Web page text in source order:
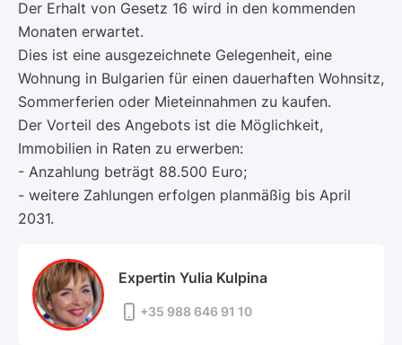
Der Erhalt von Gesetz 16 wird in den kommenden
Monaten erwartet.
Dies ist eine ausgezeichnete Gelegenheit, eine
Wohnung in Bulgarien für einen dauerhaften Wohnsitz,
Sommerferien oder Mieteinnahmen zu kaufen.
Der Vorteil des Angebots ist die Möglichkeit,
Immobilien in Raten zu erwerben:
- Anzahlung beträgt 88.500 Euro;
- weitere Zahlungen erfolgen planmäßig bis April
2031.
Expertin Yulia Kulpina
+35 988 646 91 10